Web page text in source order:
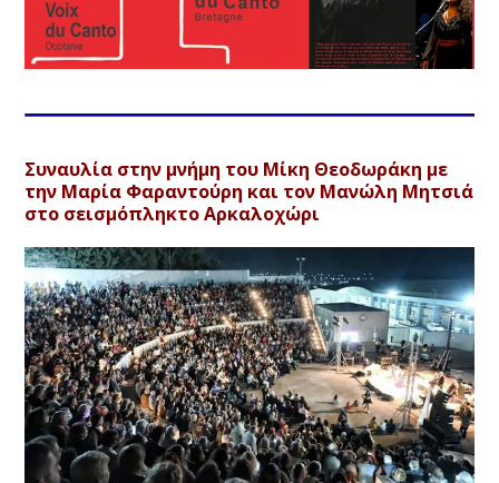
Συναυλία στην μνήμη του Μίκη Θεοδωράκη με
την Μαρία Φαραντούρη και τον Μανώλη Μητσιά
στο σεισμόπληκτο Αρκαλοχώρι